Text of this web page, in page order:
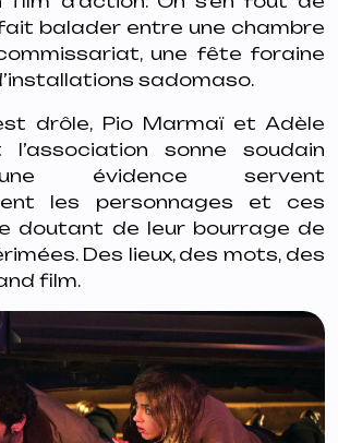
balader entre une chambre
une fête foraine
sadomaso.
drôle, Pio Marmaï et Adèle
l’association sonne soudain
évidence servent
les personnages et ces
doutant de leur bourrage de
Des lieux, des mots, des
film.